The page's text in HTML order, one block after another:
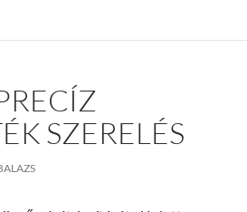
SZERELÉS